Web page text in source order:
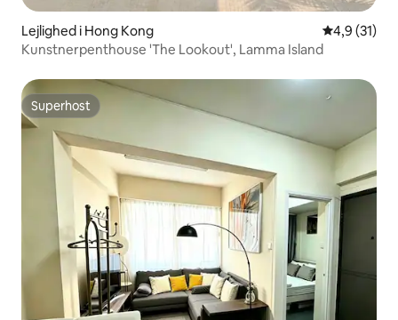
Lejlighed i Hong Kong 4,9 ud af 5
4,9 (31)
Kunstnerpenthouse 'The Lookout', Lamma Island
Superhost
Superhost